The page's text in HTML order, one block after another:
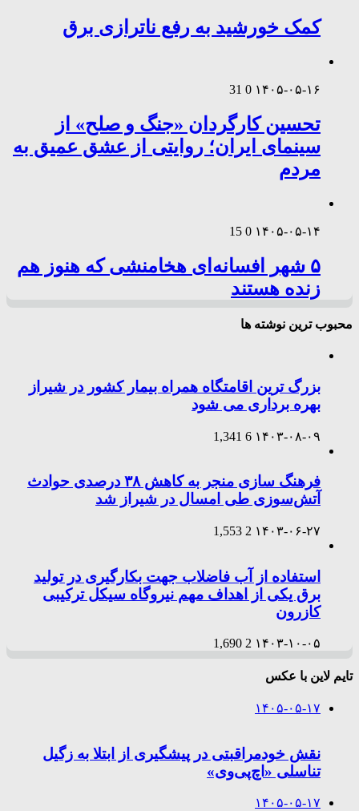
کمک خورشید به رفع ناترازی برق
۱۴۰۵-۰۵-۱۶ 0
31
تحسین کارگردان «جنگ و صلح» از
سینمای ایران؛ روایتی از عشق عمیق به
مردم
۱۴۰۵-۰۵-۱۴ 0
15
۵ شهر افسانه‌ای هخامنشی که هنوز هم
زنده هستند
محبوب ترین نوشته ها
بزرگ ترین اقامتگاه همراه بیمار کشور در شیراز
بهره برداری می شود
۱۴۰۳-۰۸-۰۹ 6
1,341
فرهنگ سازی منجر به کاهش ۳۸ درصدی حوادث
آتش‌سوزی طی امسال در شیراز شد
۱۴۰۳-۰۶-۲۷ 2
1,553
استفاده از آب فاضلاب جهت بکارگیری در تولید
برق یکی از اهداف مهم نیروگاه سیکل ترکیبی
کازرون
۱۴۰۳-۱۰-۰۵ 2
1,690
تایم لاین با عکس
۱۴۰۵-۰۵-۱۷
نقش خودمراقبتی در پیشگیری از ابتلا به زگیل
تناسلی «اچ‌پی‌وی»
۱۴۰۵-۰۵-۱۷